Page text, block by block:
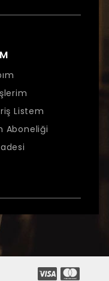
Listem
Aboneliği